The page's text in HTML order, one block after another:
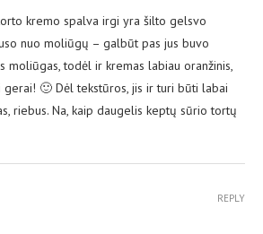
kremo spalva irgi yra šilto gelsvo
nuo moliūgų – galbūt pas jus buvo
moliūgas, todėl ir kremas labiau oranžinis,
gerai! 🙂 Dėl tekstūros, jis ir turi būti labai
riebus. Na, kaip daugelis keptų sūrio tortų
REPLY